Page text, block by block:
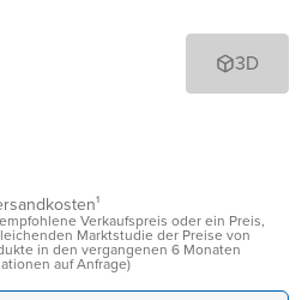
3D
Verkaufspreis oder ein Preis,
Marktstudie der Preise von
in den vergangenen 6 Monaten
auf Anfrage)